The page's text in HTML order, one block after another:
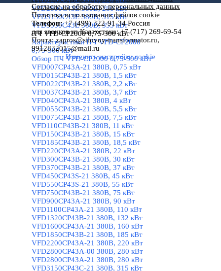
VFD2800C43E 380В, 280 кВт
VFD3150C43E 380В, 315 кВт
VFD3550C43E 380В, 355 кВт
ПЧ VFD-CP2000 0,75-500 кВт▼
Характеристики ПЧ VFD-CP2000
0,75-500 кВт
Обзор ПЧ VFD-CP2000 0,75-500 кВт
VFD007CP43A-21 380В, 0,75 кВт
VFD015CP43B-21 380В, 1,5 кВт
VFD022CP43B-21 380В, 2,2 кВт
VFD037CP43B-21 380В, 3,7 кВт
VFD040CP43A-21 380В, 4 кВт
VFD055CP43B-21 380В, 5,5 кВт
VFD075CP43B-21 380В, 7,5 кВт
VFD110CP43B-21 380В, 11 кВт
VFD150CP43B-21 380В, 15 кВт
VFD185CP43B-21 380В, 18,5 кВт
VFD220CP43A-21 380В, 22 кВт
VFD300CP43B-21 380В, 30 кВт
VFD370CP43B-21 380В, 37 кВт
VFD450CP43S-21 380В, 45 кВт
VFD550CP43S-21 380В, 55 кВт
VFD750CP43B-21 380В, 75 кВт
VFD900CP43A-21 380В, 90 кВт
VFD1100CP43A-21 380В, 110 кВт
VFD1320CP43B-21 380В, 132 кВт
VFD1600CP43A-21 380В, 160 кВт
VFD1850CP43B-21 380В, 185 кВт
VFD2200CP43A-21 380В, 220 кВт
VFD2800CP43A-00 380В, 280 кВт
VFD2800CP43A-21 380В, 280 кВт
VFD3150CP43C-21 380В, 315 кВт
Согласие на обработку персональных данных
Политика использования файлов cookie
Телефон: +7 (499) 322-91-34Россия
для звонков из Казахстана: +7 (717) 269-69-54
Почта: zapros@silovoy-transformator.ru,
9912832015@mail.ru
Изменить настройки cookie
Назад к содержимому